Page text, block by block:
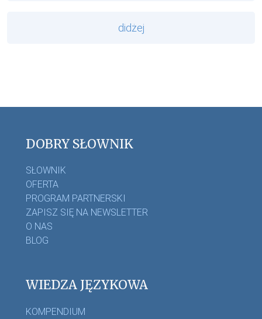
didżej
DOBRY SŁOWNIK
SŁOWNIK
OFERTA
PROGRAM PARTNERSKI
ZAPISZ SIĘ NA NEWSLETTER
O NAS
BLOG
WIEDZA JĘZYKOWA
KOMPENDIUM